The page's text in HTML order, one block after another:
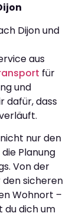
Dijon und
aus
für
und
dafür, dass
nur den
Planung
Von der
den sicheren
Wohnort –
du dich um